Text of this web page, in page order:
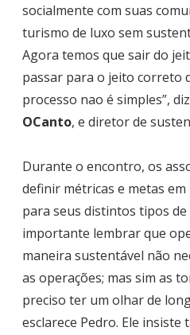
socialmente com suas
turismo de luxo sem
Agora temos que sair do
passar para o jeito correto
processo nao é simples”,
OCanto, e diretor de
Durante o encontro, os
definir métricas e metas em
para seus distintos tipos de
importante lembrar que
maneira sustentável não
as operações; mas sim as
preciso ter um olhar de
esclarece Pedro. Ele insiste